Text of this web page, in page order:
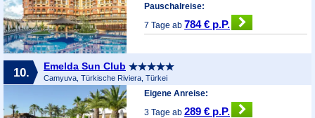
Pauschalreise:
7 Tage ab784 € p.P.
10. Emelda Sun Club
Camyuva, Türkische Riviera, Türkei
Eigene Anreise:
3 Tage ab289 € p.P.